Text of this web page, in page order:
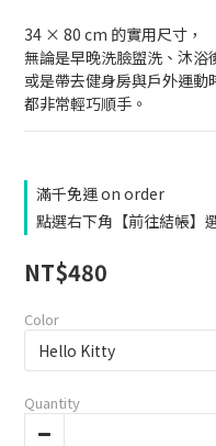
34 × 80 cm 的實用尺寸，
無論是早晚洗臉盥洗、沐浴
或是帶去健身房與戶外運動
都非常輕巧順手。
滿千免運 on order
點選右下角【前往結帳】
NT$480
Color
Quantity